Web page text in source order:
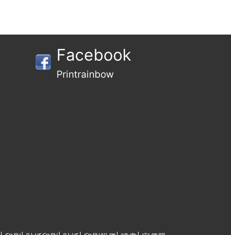
Facebook
Printrainbow